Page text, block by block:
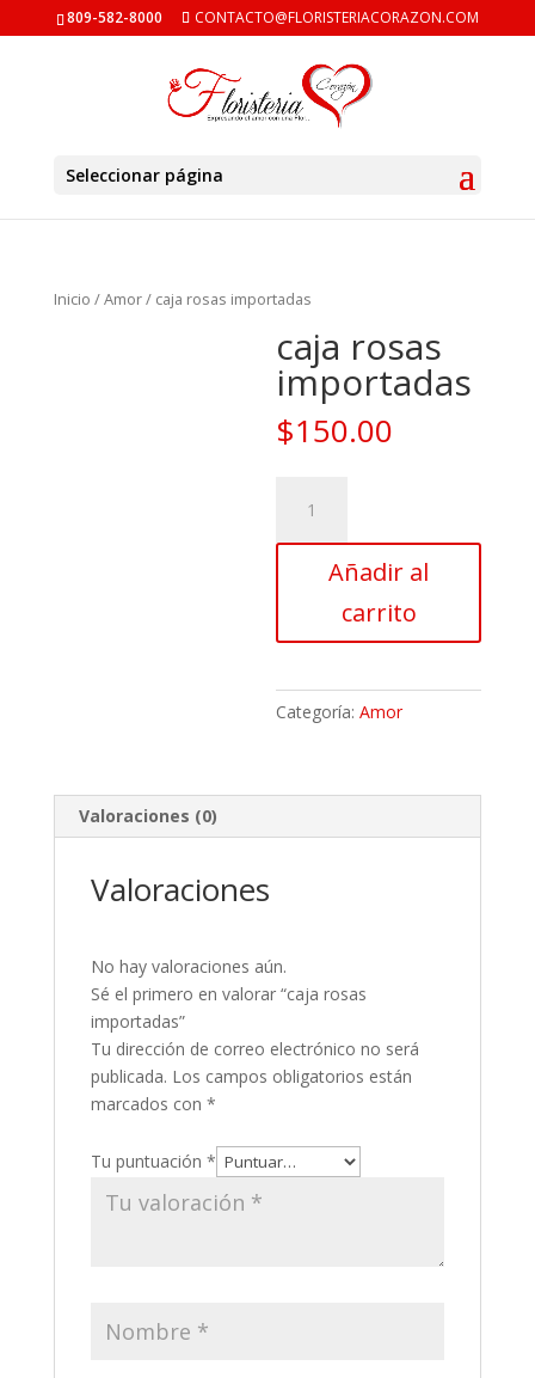
809-582-8000 CONTACTO@FLORISTERIACORAZON.COM
Seleccionar página
Inicio /Amor/ caja rosas importadas
caja rosas
importadas
$150.00
rosas
importadas
cantidadAñadir al
carrito
Categoría:Amor
Valoraciones (0)
Valoraciones
No hay valoraciones aún.
Sé el primero en valorar “caja rosas
importadas”
Tu dirección de correo electrónico no será
publicada. Los campos obligatorios están
marcados con *
Tu puntuación *